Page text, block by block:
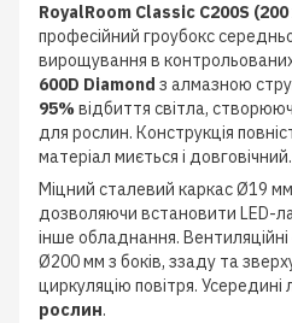
RoyalRoom Classic C200S
професійний гроубокс
вирощування в
600D Diamond з алмазною
95% відбиття світла,
для рослин. Конструкція
матеріал миється і довговічний.
Міцний сталевий каркас Ø19
дозволяючи встановити LED-
інше обладнання.
Ø200 мм з боків, ззаду та
циркуляцію повітря. Усередині
рослин.